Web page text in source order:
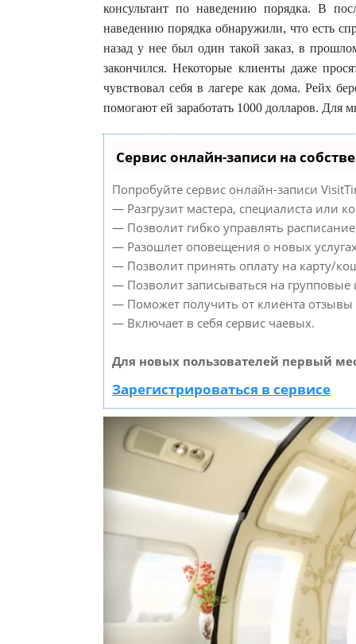
консультант по наведению порядка. В
наведению порядка обнаружили, что есть
назад у нее был один такой заказ, в
закончился. Некоторые клиенты даже
чувствовал себя в лагере как дома. Рейх
помогают ей заработать 1000 долларов. Для
Сервис онлайн-записи на
Попробуйте сервис онлайн-записи
— Разгрузит мастера, специалиста или
— Позволит гибко управлять
— Разошлет оповещения о новых
— Позволит принять оплату на карту/
— Позволит записываться на
— Поможет получить от клиента отзывы
— Включает в себя сервис чаевых.
Для новых пользователей первый
Зарегистрироваться в сервисе